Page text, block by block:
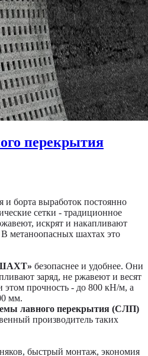
перекрытия
и борта выработок постоянно
сетки - традиционное
искрят и накапливают
В метаноопасных шахтах это
безопаснее и удобнее. Они
заряд, не ржавеют и весят
прочность - до 800 кН/м, а
мм.
лавного перекрытия (СЛП)
производитель таких
быстрый монтаж, экономия